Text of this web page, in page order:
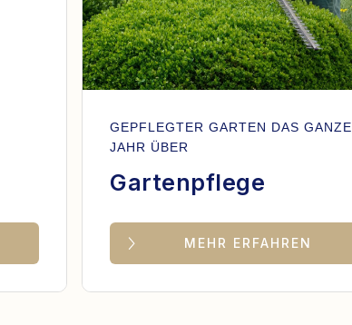
GEPFLEGTER GARTEN DAS GANZE
JAHR ÜBER
Gartenpflege
MEHR ERFAHREN